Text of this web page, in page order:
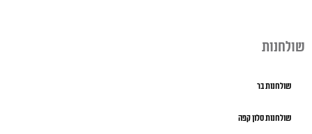
שולחנות
שולחנות בר
שולחנות סלון קפה